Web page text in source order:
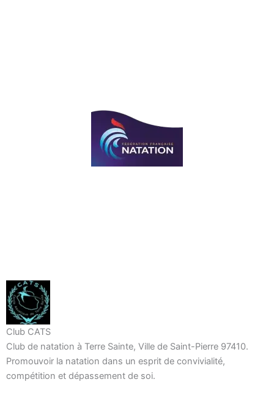
Club CATS
Club de natation à Terre Sainte, Ville de Saint-Pierre 97410.
Promouvoir la natation dans un esprit de convivialité,
compétition et dépassement de soi.